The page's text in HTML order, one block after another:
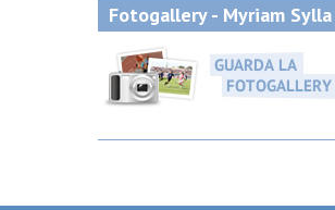
Fotogallery - Myriam
Monza